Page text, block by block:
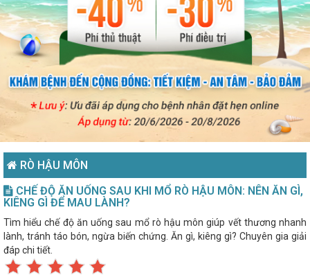
RÒ HẬU MÔN
CHẾ ĐỘ ĂN UỐNG SAU KHI MỔ RÒ HẬU MÔN: NÊN ĂN GÌ,
KIÊNG GÌ ĐỂ MAU LÀNH?
Tìm hiểu chế độ ăn uống sau mổ rò hậu môn giúp vết thương nhanh
lành, tránh táo bón, ngừa biến chứng. Ăn gì, kiêng gì? Chuyên gia giải
đáp chi tiết.